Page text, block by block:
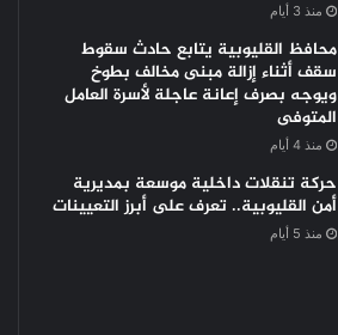
منذ 3 أيام
محافظ القليوبية يتابع حادث سقوط
سقف أثناء إزالة مبنى مخالف بطوخ
ويوجه بصرف إعانة عاجلة لأسرة العامل
المتوفى
منذ 4 أيام
حركة تنقلات داخلية موسعة بمديرية
أمن القليوبية.. تعرف على أبرز التعيينات
منذ 5 أيام